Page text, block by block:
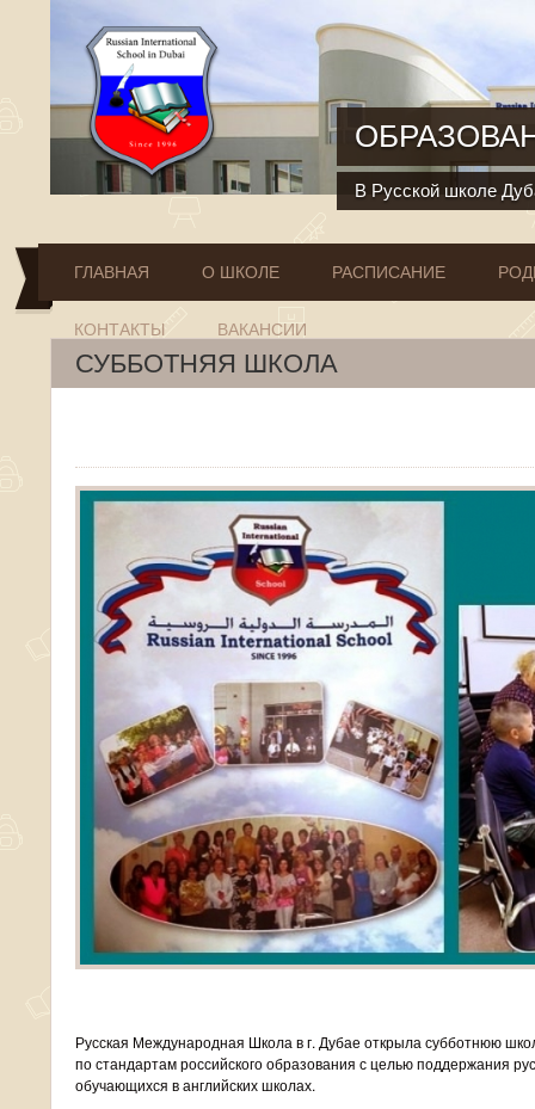
В Русской школе
ГЛАВНАЯ О ШКОЛЕ РАСПИСАНИЕ
КОНТАКТЫ ВАКАНСИИ
СУББОТНЯЯ ШКОЛА
Русская Международная Школа в г. Дубае открыла субботнюю
по стандартам российского образования с целью поддержания
обучающихся в английских школах.